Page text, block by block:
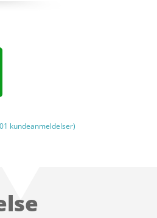
kundeanmeldelser)